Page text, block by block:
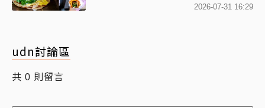
2026-07-31 16:29
udn討論區
共 0 則留言